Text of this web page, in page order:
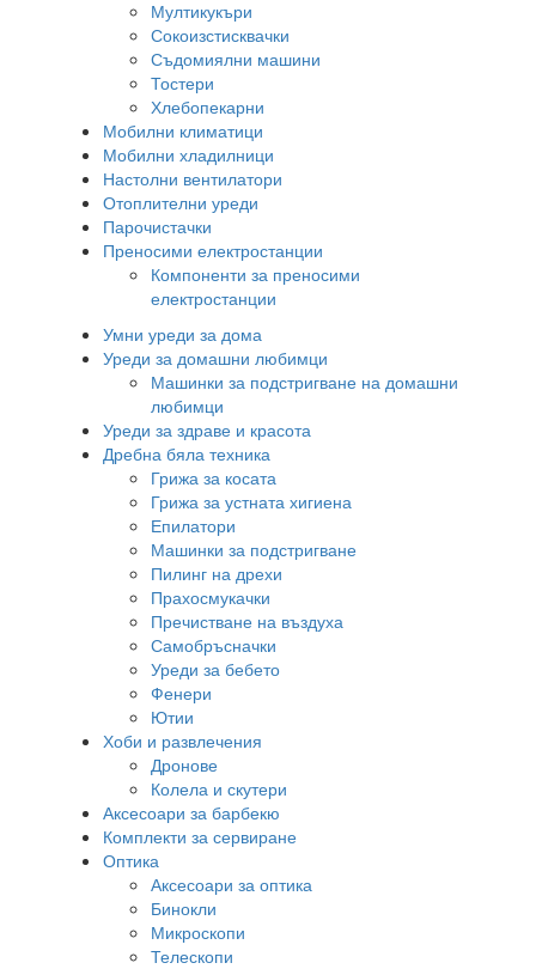
Мултикукъри
Сокоизстисквачки
Съдомиялни машини
Тостери
Хлебопекарни
Мобилни климатици
Мобилни хладилници
Настолни вентилатори
Отоплителни уреди
Парочистачки
Преносими електростанции
Компоненти за преносими
електростанции
Умни уреди за дома
Уреди за домашни любимци
Машинки за подстригване на домашни
любимци
Уреди за здраве и красота
Дребна бяла техника
Грижа за косата
Грижа за устната хигиена
Епилатори
Машинки за подстригване
Пилинг на дрехи
Прахосмукачки
Пречистване на въздуха
Самобръсначки
Уреди за бебето
Фенери
Ютии
Хоби и развлечения
Дронове
Колела и скутери
Аксесоари за барбекю
Комплекти за сервиране
Оптика
Аксесоари за оптика
Бинокли
Микроскопи
Телескопи